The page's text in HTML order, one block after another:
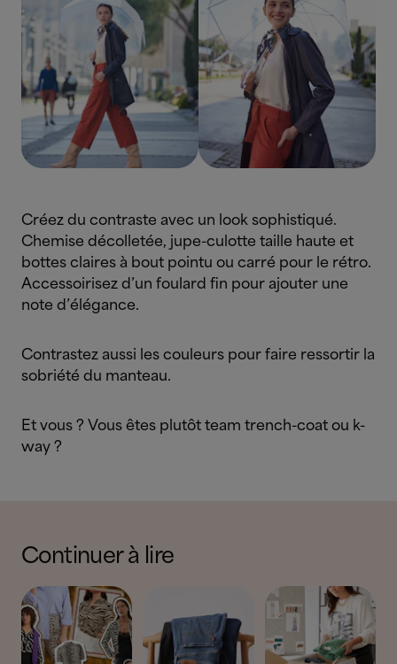
Créez du contraste avec un look sophistiqué.
Chemise décolletée, jupe-culotte taille haute et
bottes claires à bout pointu ou carré pour le rétro.
Accessoirisez d’un foulard fin pour ajouter une
note d’élégance.
Contrastez aussi les couleurs pour faire ressortir la
sobriété du manteau.
Et vous ? Vous êtes plutôt team trench-coat ou k-
way ?
Continuer à lire